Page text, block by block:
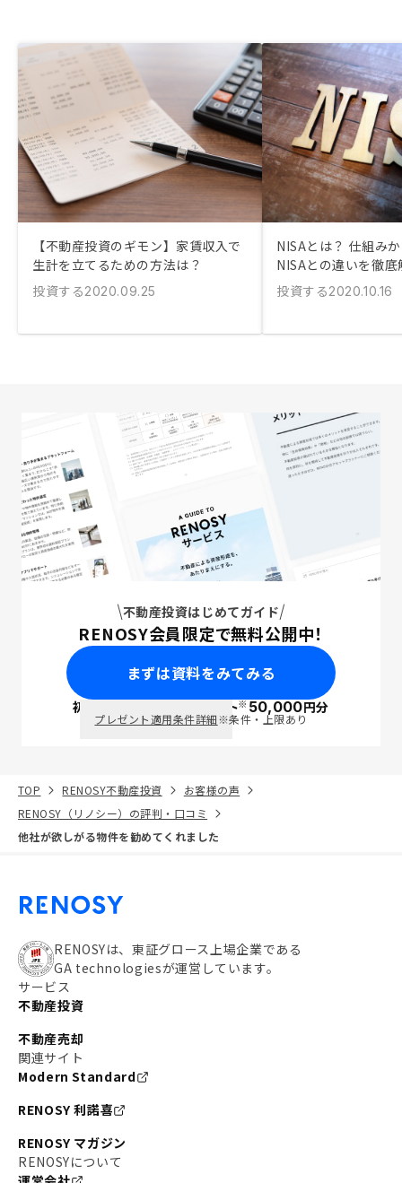
【不動産投資のギモン】家賃収入で
生計を立てるための方法は？
投資する2020.09.25
NISAとは？ 仕組み
NISAとの違いを徹底
投資する2020.10.16
不動産投資はじめてガイド
RENOSY会員限定で無料公開中！
まずは資料をみてみる
初回面談で ポイント※50,000円分
プレゼント適用条件詳細※条件・上限あり
TOP RENOSY不動産投資
お客様の声
RENOSY（リノシー）の評判・口コミ
他社が欲しがる物件を勧めてくれました
RENOSYは、東証グロース上場企業である
GA technologiesが運営しています。
サービス
不動産投資
不動産売却
関連サイト
Modern Standard
RENOSY 利諾喜
RENOSY マガジン
RENOSYについて